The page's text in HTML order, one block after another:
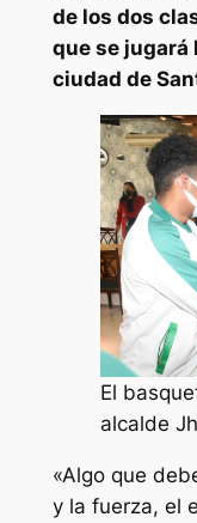
de los dos
que se jugará
ciudad de
El
alcalde
«Algo que
y la fuerza, el